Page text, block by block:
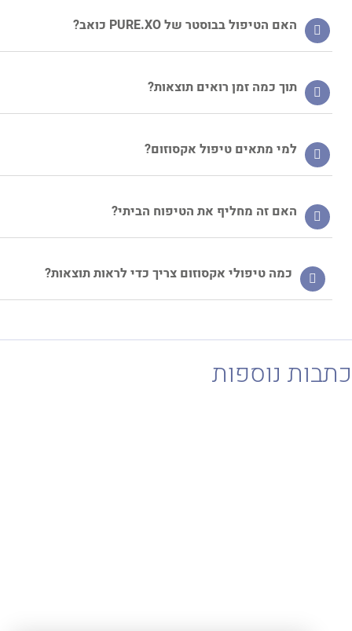
האם הטיפול בבוסטר של PURE.XO כואב?
תוך כמה זמן רואים תוצאות?
למי מתאים טיפול אקסוזום?
האם זה מחליף את הטיפוח הביתי?
כמה טיפולי אקסוזום צריך כדי לראות תוצאות?
נוספות